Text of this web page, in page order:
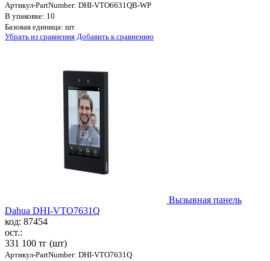
Артикул-PartNumber: DHI-VTO6631QB-WP
В упаковке: 10
Базовая единица: шт
Убрать из сравнения Добавить к сравнению
Вызывная панель
Dahua DHI-VTO7631Q
код: 87454
ост.:
331 100 тг (шт)
Артикул-PartNumber: DHI-VTO7631Q